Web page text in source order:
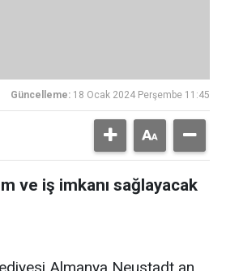
Güncelleme: 18 Ocak 2024 Perşembe 11:45
ve iş imkanı sağlayacak